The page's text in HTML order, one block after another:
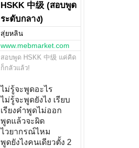
HSKK 中级 (สอบพูด
ระดับกลาง)
สุ่ยหลิน
www.mebmarket.com
สอบพูด HSKK 中级 แค่คิด
ก็กลัวแล้ว!
ไม่รู้จะพูดอะไร
ไม่รู้จะพูดยังไง เรียบ
เรียงคำพูดไม่ออก
พูดแล้วจะผิด
ไวยากรณ์ไหม
พูดยังไงคนเดียวตั้ง 2